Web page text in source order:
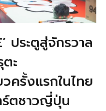
ประตูสู่จักรวาล
ะ
ครั้งแรกในไทย
ตชาวญี่ปุ่น